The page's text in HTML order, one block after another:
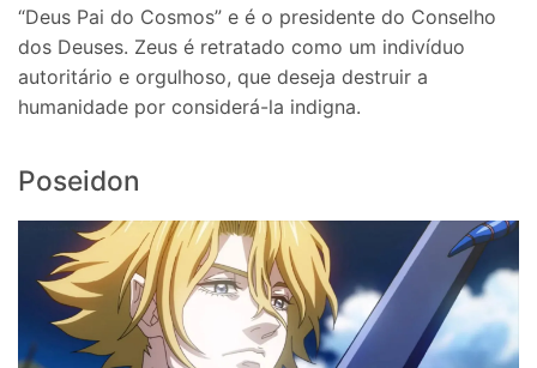
“Deus Pai do Cosmos” e é o presidente do Conselho
dos Deuses. Zeus é retratado como um indivíduo
autoritário e orgulhoso, que deseja destruir a
humanidade por considerá-la indigna.
Poseidon